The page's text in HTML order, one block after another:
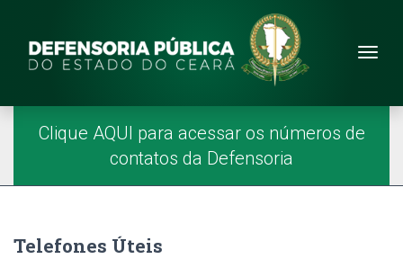
Site da Defensoria
Menu Principal
Página Inicial
Clique AQUI para acessar os números de
contatos da Defensoria
Telefones Úteis